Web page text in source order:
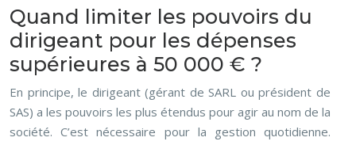
Quand limiter les pouvoirs du
dirigeant pour les dépenses
supérieures à 50 000 € ?
En principe, le dirigeant (gérant de SARL ou président de
SAS) a les pouvoirs les plus étendus pour agir au nom de la
société. C’est nécessaire pour la gestion quotidienne.